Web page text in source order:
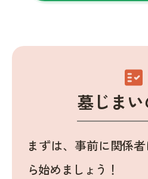
fact_check
墓じま
まずは、事前に関係
ら始めましょう！